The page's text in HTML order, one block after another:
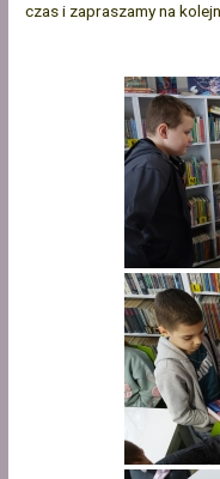
czas i zapraszamy na